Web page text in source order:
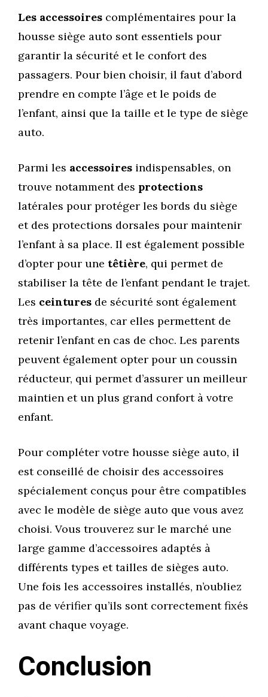
Les accessoires complémentaires pour la
housse siège auto sont essentiels pour
garantir la sécurité et le confort des
passagers. Pour bien choisir, il faut d’abord
prendre en compte l’âge et le poids de
l’enfant, ainsi que la taille et le type de siège
auto.
Parmi les accessoires indispensables, on
trouve notamment des protections
latérales pour protéger les bords du siège
et des protections dorsales pour maintenir
l’enfant à sa place. Il est également possible
d’opter pour une têtière, qui permet de
stabiliser la tête de l’enfant pendant le trajet.
Les ceintures de sécurité sont également
très importantes, car elles permettent de
retenir l’enfant en cas de choc. Les parents
peuvent également opter pour un coussin
réducteur, qui permet d’assurer un meilleur
maintien et un plus grand confort à votre
enfant.
Pour compléter votre housse siège auto, il
est conseillé de choisir des accessoires
spécialement conçus pour être compatibles
avec le modèle de siège auto que vous avez
choisi. Vous trouverez sur le marché une
large gamme d’accessoires adaptés à
différents types et tailles de sièges auto.
Une fois les accessoires installés, n’oubliez
pas de vérifier qu’ils sont correctement fixés
avant chaque voyage.
Conclusion